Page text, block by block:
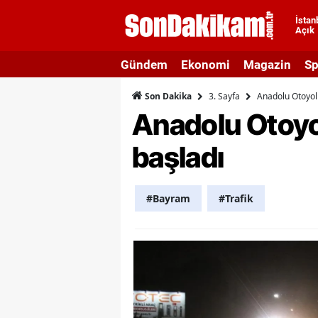
Açık
Gündem Ekonomi Magazin
Son Dakika 3. Sayfa Anadolu
Anadolu
başladı
#Bayram #Trafik